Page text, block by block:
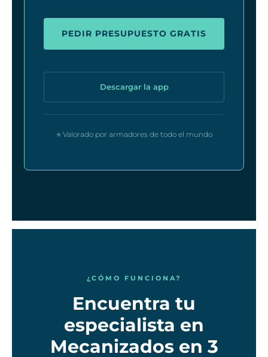
PEDIR PRESUPUESTO GRATIS
Descargar la app
⭐ Valorado por armadores de todo el mundo
¿CÓMO FUNCIONA?
Encuentra tu
especialista en
Mecanizados en 3